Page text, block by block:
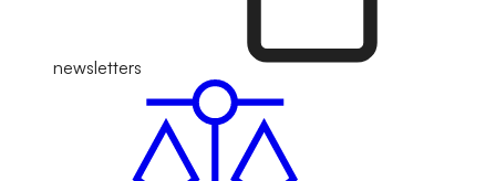
newsletters